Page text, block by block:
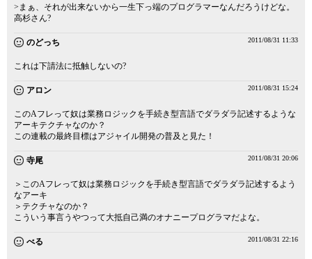
>まぁ、それが出来ないから一生下っ端のプログラマーなんだろうけどな。
高杉さん?
のどっち 2011/08/31 11:33
これは下請法に抵触しないの?
アロン 2011/08/31 15:24
このAフレって奴は業務ロジックを手続き型言語でダラダラ記述するような
アーキテクチャなのか？
この連載の最終目標はアジャイル開発の普及と見た！
寺尾 2011/08/31 20:06
＞このAフレって奴は業務ロジックを手続き型言語でダラダラ記述するよう
なアーキ
＞テクチャなのか？
こういう事言うやつって大抵自己満のオナニープログラマだよな。
べる 2011/08/31 22:16